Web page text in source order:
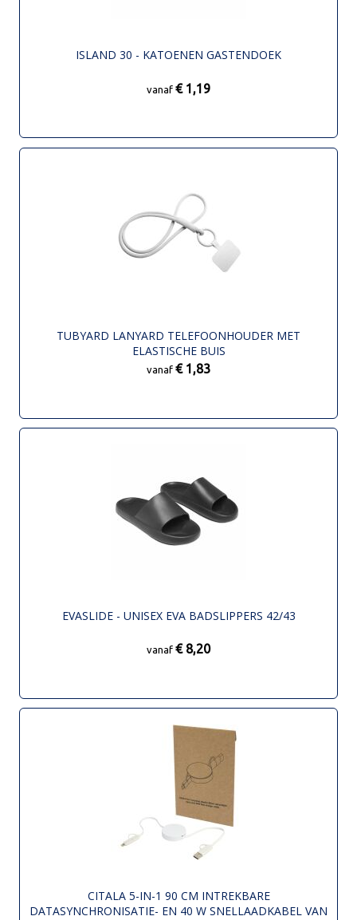
ISLAND 30 - KATOENEN GASTENDOEK
vanaf € 1,19
TUBYARD LANYARD TELEFOONHOUDER MET
ELASTISCHE BUIS
vanaf € 1,83
EVASLIDE - UNISEX EVA BADSLIPPERS 42/43
vanaf € 8,20
CITALA 5-IN-1 90 CM INTREKBARE
DATASYNCHRONISATIE- EN 40 W SNELLAADKABEL VAN